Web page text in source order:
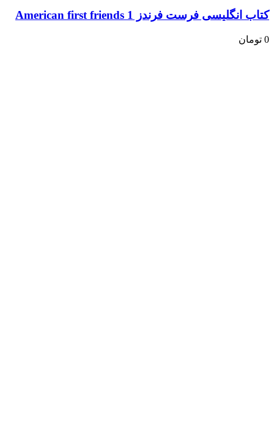
کتاب انگلیسی فرست فرندز American first friends 1
0 تومان